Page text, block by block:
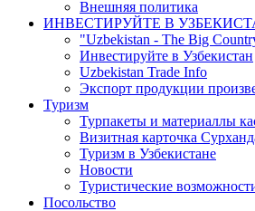
Внешняя политика
ИНВЕСТИРУЙТЕ В
"Uzbekistan - The Big
Инвестируйте в Узбекистан
Uzbekistan Trade Info
Экспорт продукции
Туризм
Турпакеты и материаллы
Визитная карточка
Туризм в Узбекистане
Новости
Туристические
Посольство